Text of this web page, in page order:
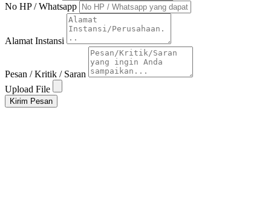
No HP / Whatsapp
Alamat Instansi
Pesan / Kritik / Saran
Upload File
Kirim Pesan